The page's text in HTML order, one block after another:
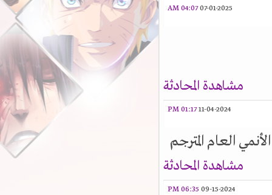
07-01-2025
04:07 AM
مشاهدة المحادثة
11-04-2024
01:17 PM
العام المترجم
مشاهدة المحادثة
09-15-2024
06:35 PM